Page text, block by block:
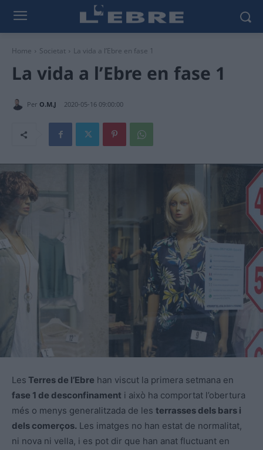
Home Societat La vida a l’Ebre en fase 1
La vida a l’Ebre en fase 1
Per O.M.J 2020-05-16 09:00:00
Les Terres de l’Ebre han viscut la primera setmana en
fase 1 de desconfinament i això ha comportat l’obertura
més o menys generalitzada de les terrasses dels bars i
dels comerços. Les imatges no han estat de normalitat,
ni nova ni vella, i es pot dir que han anat fluctuant en